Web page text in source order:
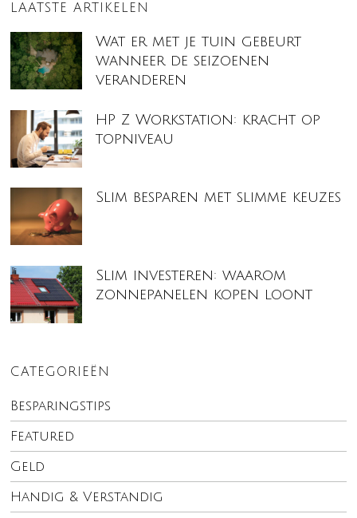
LAATSTE ARTIKELEN
Wat er met je tuin gebeurt
wanneer de seizoenen
veranderen
HP Z Workstation: kracht op
topniveau
Slim besparen met slimme keuzes
Slim investeren: waarom
zonnepanelen kopen loont
CATEGORIEËN
Besparingstips
Featured
Geld
Handig & Verstandig